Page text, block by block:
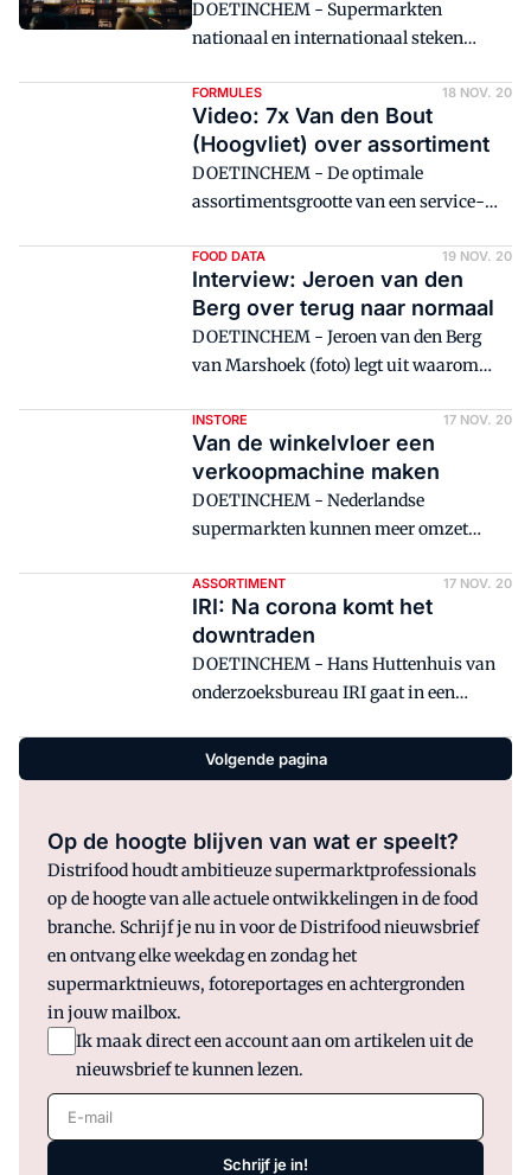
DOETINCHEM - Supermarkten
nationaal en internationaal steken
kerstcommercials. In dit artikel zetten
we alle reclamespotjes op een rijtje.
FORMULES 18 NOV. 20
Video: 7x Van den Bout
(Hoogvliet) over assortiment
DOETINCHEM - De optimale
assortimentsgrootte van een service-
een van de citaten van Rutger van den
Bout in een online interview, live
uitgezonden. Foodmagazine haalt zes
citaten uit het gesprek én Van den Bout
geeft ze een toelichting.
FOOD DATA 19 NOV. 20
Interview: Jeroen van den
Berg over terug naar normaal
DOETINCHEM - Jeroen van den Berg
van Marshoek (foto) legt uit waarom
blijven presteren dan filialen en vertelt
onder meer waarom de meeromzet door
corona zich niet altijd vertaalt in extra
marge. Het coronavirus waart
bovendien nog vrijwel onverminderd
kerst een enorme piek te verwerken.
Toch is het goed om als
supermarktondernemer nu al na te
denken over volgend jaar. Over de
begroting en over de ambities. 'Wat heb
je dit jaar geleerd en wat betekent dit
voor mijn organisatie volgend jaar?'
INSTORE 17 NOV. 20
Van de winkelvloer een
verkoopmachine maken
DOETINCHEM - Nederlandse
supermarkten kunnen meer omzet
Ook in coronatijd. Tijdens de Week van
de Supermarkt ging Distrifood met
Jasmijn Prinssen van JDV en Jan Koster
van Jan Koster Visual Merchandising in
op het toevoegen van beleving en
elementen.
ASSORTIMENT 17 NOV. 20
IRI: Na corona komt het
downtraden
DOETINCHEM - Hans Huttenhuis van
onderzoeksbureau IRI gaat in een
assortimentsontwikkeling in
coronatijd. Ook behandelt hij andere
Volgende pagina
Op de hoogte blijven van wat er speelt?
Distrifood houdt ambitieuze supermarktprofessionals
op de hoogte van alle actuele ontwikkelingen in de food
branche. Schrijf je nu in voor de Distrifood nieuwsbrief
en ontvang elke weekdag en zondag het
supermarktnieuws, fotoreportages en achtergronden
in jouw mailbox.
Ik maak direct een account aan om artikelen uit de
nieuwsbrief te kunnen lezen.
E-mail
Schrijf je in!